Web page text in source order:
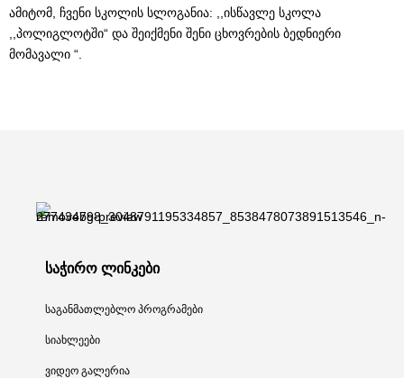
ამიტომ, ჩვენი სკოლის სლოგანია: ,,ისწავლე სკოლა
,,პოლიგლოტში“ და შეიქმენი შენი ცხოვრების ბედნიერი
მომავალი “.
საჭირო ლინკები
საგანმათლებლო პროგრამები
სიახლეები
ვიდეო გალერია